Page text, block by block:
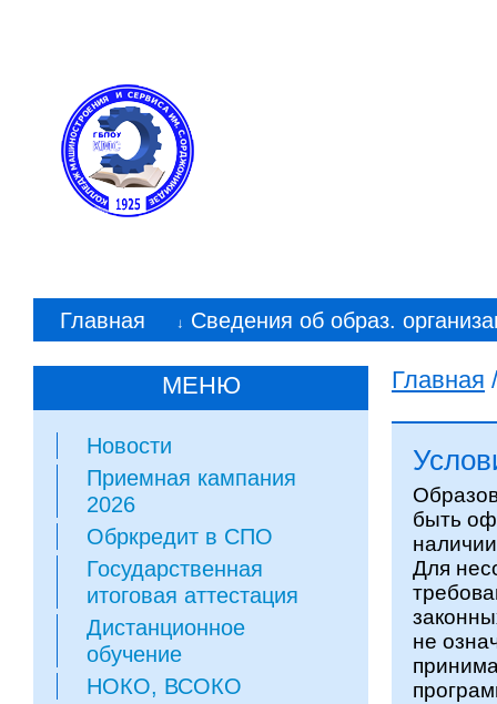
Главная ↓ Сведения об образ.
МЕНЮ
Новости
Приемная кампания
2026
Обркредит в СПО
Государственная
итоговая аттестация
Дистанционное
обучение
НОКО, ВСОКО
Главная /
быть
Для
не